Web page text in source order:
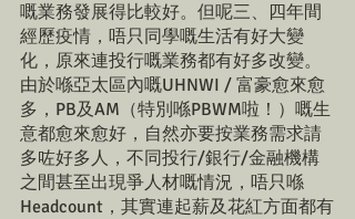
嘅業務發展得比較好。但呢三、四年間
經歷疫情，唔只同學嘅生活有好大變
化，原來連投行嘅業務都有好多改變。
由於喺亞太區內嘅UHNWI / 富豪愈來愈
多，PB及AM（特別喺PBWM啦！）嘅生
意都愈來愈好，自然亦要按業務需求請
多咗好多人，不同投行/銀行/金融機構
之間甚至出現爭人材嘅情況，唔只喺
Headcount，其實連起薪及花紅方面都有